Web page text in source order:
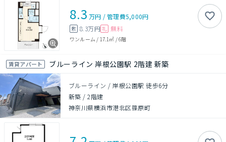
8.3 万円 /管理費5,000円
敷 8.3万円 礼 無料
ワンルーム / 17.1㎡ /6階
賃貸アパート ブルーライン 岸根公園駅 2階建 新築
ブルーライン / 岸根公園駅 徒歩6分
新築 /2階建
神奈川県横浜市港北区篠原町